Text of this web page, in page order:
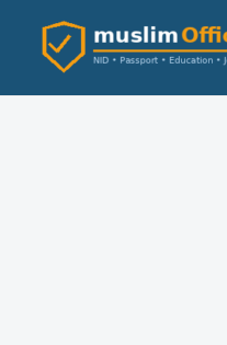
content